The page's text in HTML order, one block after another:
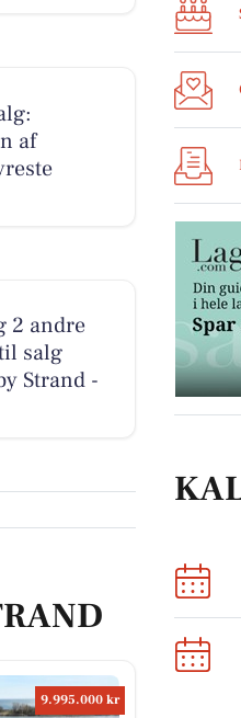
af
2 andre
salg
Strand -
9.995.000 kr